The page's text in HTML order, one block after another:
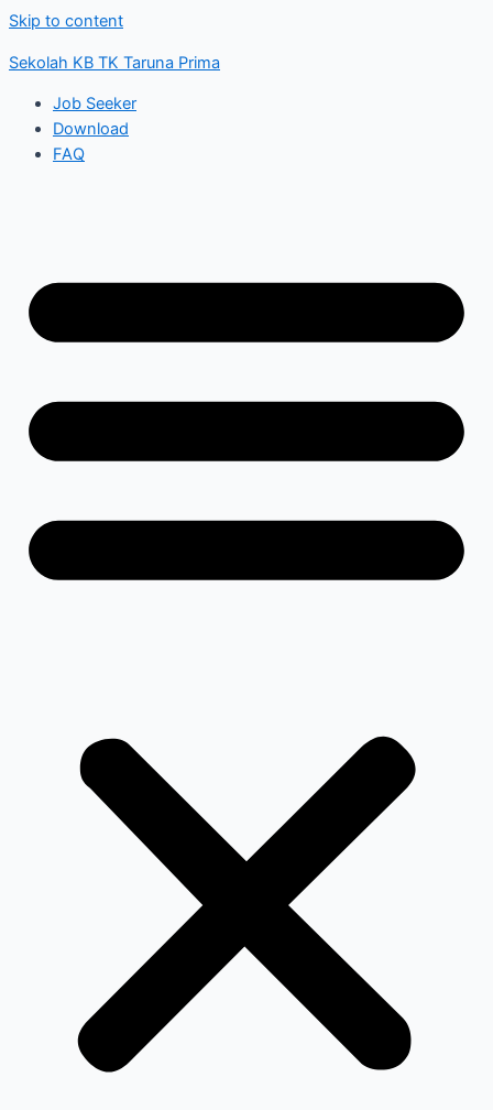
Skip to content
Sekolah KB TK Taruna Prima
Job Seeker
Download
FAQ